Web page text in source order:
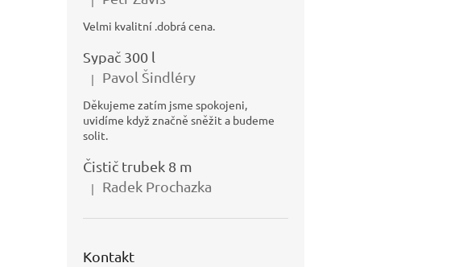
Hodnocení produktu je 5 z 5 hvězdiček.
Velmi kvalitní .dobrá cena.
Sypač 300 l
Hodnocení produktu je 5 z 5 hvězdiček.
| Pavol Šindléry
Děkujeme zatím jsme spokojeni,
uvidíme když značně sněžit a budeme
solit.
Čistič trubek 8 m
Hodnocení produktu je 5 z 5 hvězdiček.
| Radek Prochazka
Kontakt